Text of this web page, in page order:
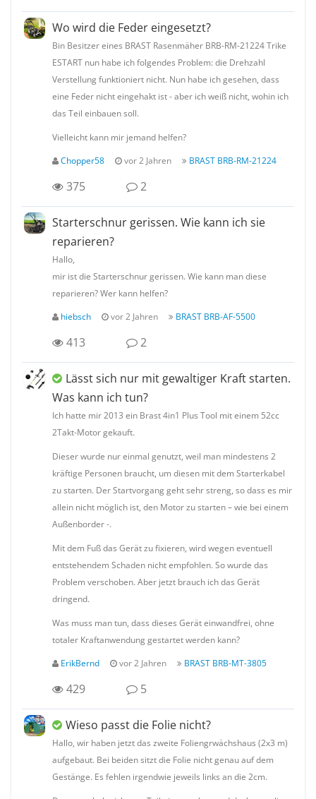
Wo wird die Feder eingesetzt?
Bin Besitzer eines BRAST Rasenmäher BRB-RM-21224 Trike
ESTART nun habe ich folgendes Problem: die Drehzahl
Verstellung funktioniert nicht. Nun habe ich gesehen, dass
eine Feder nicht eingehakt ist - aber ich weiß nicht, wohin ich
das Teil einbauen soll.
Vielleicht kann mir jemand helfen?
Chopper58 vor 2 Jahren BRAST BRB-RM-21224
375 2
Starterschnur gerissen. Wie kann ich sie
reparieren?
Hallo,
mir ist die Starterschnur gerissen. Wie kann man diese
reparieren? Wer kann helfen?
hiebsch vor 2 Jahren BRAST BRB-AF-5500
413 2
Lässt sich nur mit gewaltiger Kraft starten.
Was kann ich tun?
Ich hatte mir 2013 ein Brast 4in1 Plus Tool mit einem 52cc
2Takt-Motor gekauft.
Dieser wurde nur einmal genutzt, weil man mindestens 2
kräftige Personen braucht, um diesen mit dem Starterkabel
zu starten. Der Startvorgang geht sehr streng, so dass es mir
allein nicht möglich ist, den Motor zu starten – wie bei einem
Außenborder -.
Mit dem Fuß das Gerät zu fixieren, wird wegen eventuell
entstehendem Schaden nicht empfohlen. So wurde das
Problem verschoben. Aber jetzt brauch ich das Gerät
dringend.
Was muss man tun, dass dieses Gerät einwandfrei, ohne
totaler Kraftanwendung gestartet werden kann?
ErikBernd vor 2 Jahren BRAST BRB-MT-3805
429 5
Wieso passt die Folie nicht?
Hallo, wir haben jetzt das zweite Foliengrwächshaus (2x3 m)
aufgebaut. Bei beiden sitzt die Folie nicht genau auf dem
Gestänge. Es fehlen irgendwie jeweils links an die 2cm.